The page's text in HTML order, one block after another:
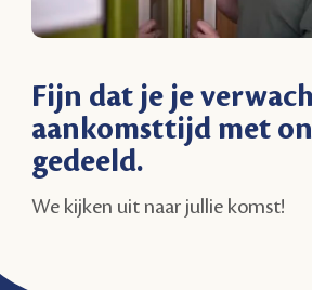
Fijn dat je je
aankomsttijd met
gedeeld.
We kijken uit naar jullie komst!